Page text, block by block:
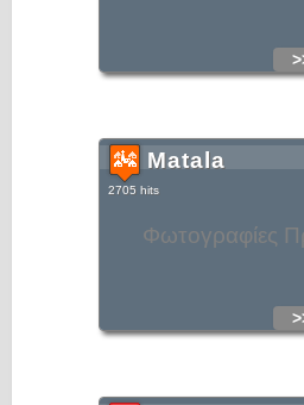
Φωτογραφίες
Matala
2705 hits